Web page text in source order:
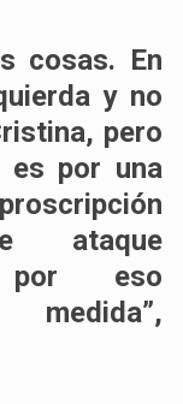
cosas. En
y no
pero
es por una
ataque
por eso